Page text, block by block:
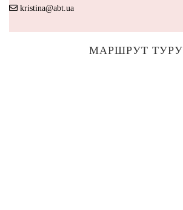
kristina@abt.ua
МАРШРУТ ТУРУ